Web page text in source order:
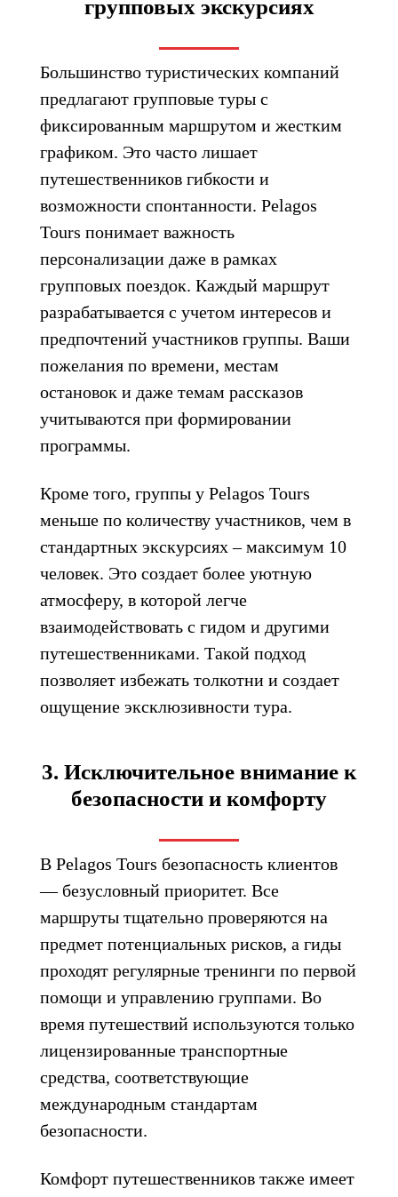
групповых экскурсиях
Большинство туристических компаний
предлагают групповые туры с
фиксированным маршрутом и жестким
графиком. Это часто лишает
путешественников гибкости и
возможности спонтанности. Pelagos
Tours понимает важность
персонализации даже в рамках
групповых поездок. Каждый маршрут
разрабатывается с учетом интересов и
предпочтений участников группы. Ваши
пожелания по времени, местам
остановок и даже темам рассказов
учитываются при формировании
программы.
Кроме того, группы у Pelagos Tours
меньше по количеству участников, чем в
стандартных экскурсиях – максимум 10
человек. Это создает более уютную
атмосферу, в которой легче
взаимодействовать с гидом и другими
путешественниками. Такой подход
позволяет избежать толкотни и создает
ощущение эксклюзивности тура.
3. Исключительное внимание к
безопасности и комфорту
В Pelagos Tours безопасность клиентов
— безусловный приоритет. Все
маршруты тщательно проверяются на
предмет потенциальных рисков, а гиды
проходят регулярные тренинги по первой
помощи и управлению группами. Во
время путешествий используются только
лицензированные транспортные
средства, соответствующие
международным стандартам
безопасности.
Комфорт путешественников также имеет